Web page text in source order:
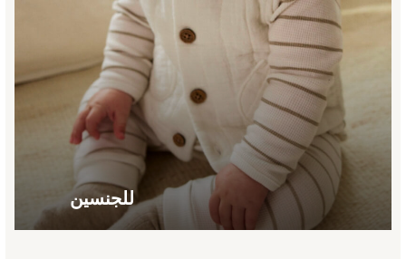
Coats & Jackets
Holiday Shop
Jeans
Jumpsuits & Playsuits
All Girl's New In
Kid's Top Picks
Top & Bottom Sets
Spring Dresses
Polka Dots
Knitwear
للجنسين